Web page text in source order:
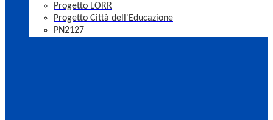
Progetto LORR
Progetto Città dell'Educazione
PN2127